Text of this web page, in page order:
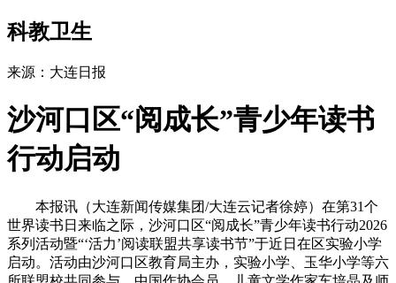
科教卫生
来源：大连日报
​沙河口区“阅成长”青少年读书
行动启动
本报讯（大连新闻传媒集团/大连云记者徐婷）在第31个
世界读书日来临之际，沙河口区“阅成长”青少年读书行动2026
系列活动暨“‘活力’阅读联盟共享读书节”于近日在区实验小学
启动。活动由沙河口区教育局主办，实验小学、玉华小学等六